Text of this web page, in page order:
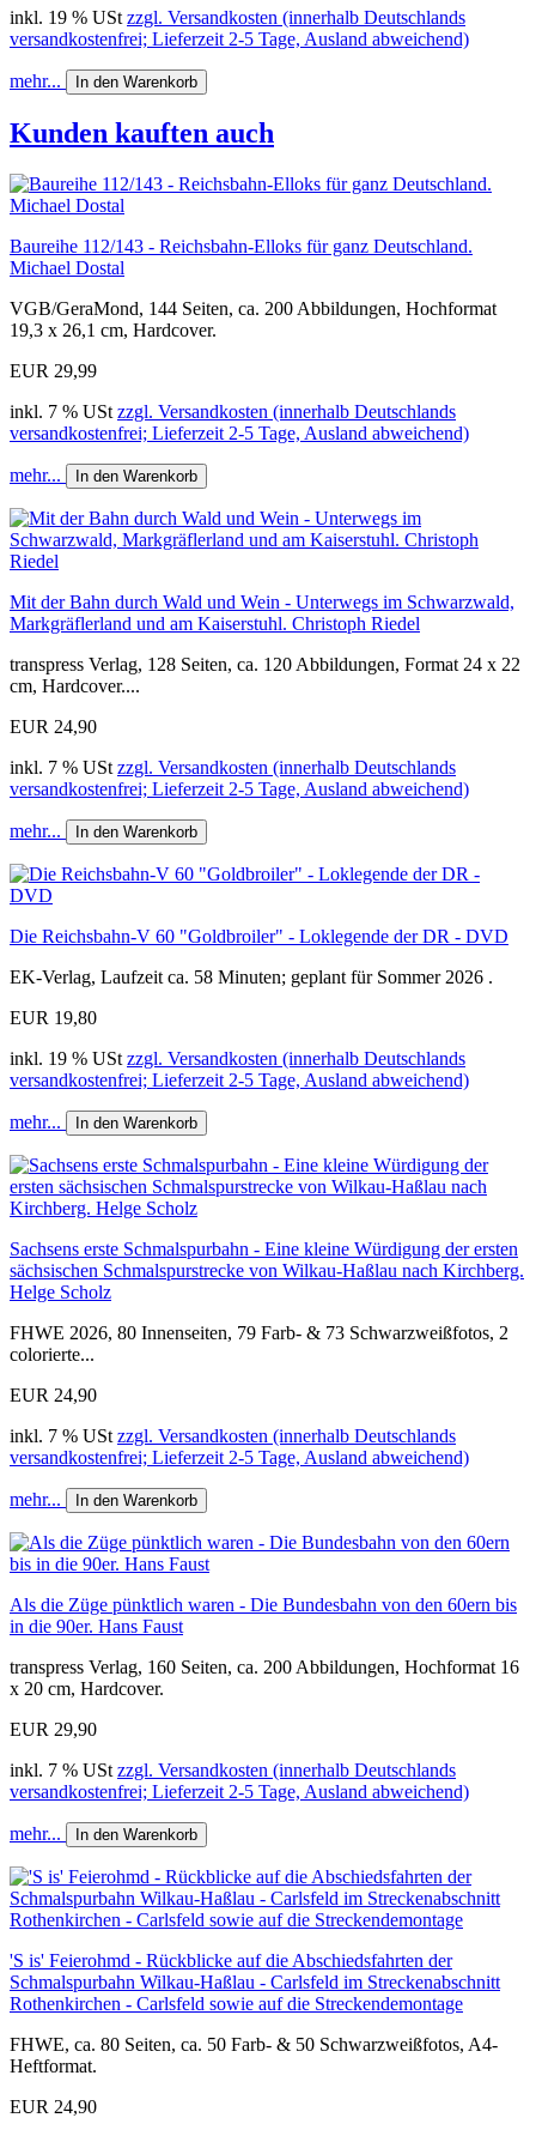
inkl. 19 % USt zzgl. Versandkosten (innerhalb Deutschlands
versandkostenfrei; Lieferzeit 2-5 Tage, Ausland abweichend)
mehr... In den Warenkorb
Kunden kauften auch
Baureihe 112/143 - Reichsbahn-Elloks für ganz Deutschland.
Michael Dostal
VGB/GeraMond, 144 Seiten, ca. 200 Abbildungen, Hochformat
19,3 x 26,1 cm, Hardcover.
EUR 29,99
inkl. 7 % USt zzgl. Versandkosten (innerhalb Deutschlands
versandkostenfrei; Lieferzeit 2-5 Tage, Ausland abweichend)
mehr... In den Warenkorb
Mit der Bahn durch Wald und Wein - Unterwegs im Schwarzwald,
Markgräflerland und am Kaiserstuhl. Christoph Riedel
transpress Verlag, 128 Seiten, ca. 120 Abbildungen, Format 24 x 22
cm, Hardcover....
EUR 24,90
inkl. 7 % USt zzgl. Versandkosten (innerhalb Deutschlands
versandkostenfrei; Lieferzeit 2-5 Tage, Ausland abweichend)
mehr... In den Warenkorb
Die Reichsbahn-V 60 "Goldbroiler" - Loklegende der DR - DVD
EK-Verlag, Laufzeit ca. 58 Minuten; geplant für Sommer 2026 .
EUR 19,80
inkl. 19 % USt zzgl. Versandkosten (innerhalb Deutschlands
versandkostenfrei; Lieferzeit 2-5 Tage, Ausland abweichend)
mehr... In den Warenkorb
Sachsens erste Schmalspurbahn - Eine kleine Würdigung der ersten
sächsischen Schmal­spur­strecke von Wilkau-Haßlau nach Kirchberg.
Helge Scholz
FHWE 2026, 80 Innenseiten, 79 Farb- & 73 Schwarzweißfotos, 2
colorierte...
EUR 24,90
inkl. 7 % USt zzgl. Versandkosten (innerhalb Deutschlands
versandkostenfrei; Lieferzeit 2-5 Tage, Ausland abweichend)
mehr... In den Warenkorb
Als die Züge pünktlich waren - Die Bundesbahn von den 60ern bis
in die 90er. Hans Faust
transpress Verlag, 160 Seiten, ca. 200 Abbildungen, Hochformat 16
x 20 cm, Hardcover.
EUR 29,90
inkl. 7 % USt zzgl. Versandkosten (innerhalb Deutschlands
versandkostenfrei; Lieferzeit 2-5 Tage, Ausland abweichend)
mehr... In den Warenkorb
'S is' Feierohmd - Rückblicke auf die Abschiedsfahrten der
Schmalspurbahn Wilkau-Haßlau - Carlsfeld im Streckenabschnitt
Rothenkirchen - Carlsfeld sowie auf die Streckendemontage
FHWE, ca. 80 Seiten, ca. 50 Farb- & 50 Schwarzweißfotos, A4-
Heftformat.
EUR 24,90